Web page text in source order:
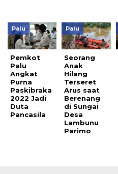
Palu
Pemkot
Palu
Angkat
Purna
Paskibraka
2022 Jadi
Duta
Pancasila
Palu
Seorang
Anak
Hilang
Terseret
Arus saat
Berenang
di Sungai
Desa
Lambunu
Parimo